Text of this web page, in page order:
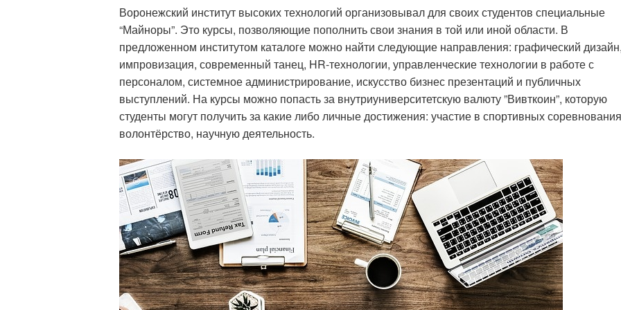
Воронежский институт высоких технологий организовывал для своих студентов специальные
“Майноры”. Это курсы, позволяющие пополнить свои знания в той или иной области. В
предложенном институтом каталоге можно найти следующие направления: графический
импровизация, современный танец, HR-технологии, управленческие технологии в работе с
персоналом, системное администрирование, искусство бизнес презентаций и публичных
выступлений. На курсы можно попасть за внутриуниверситетскую валюту ”Вивткоин”, которую
студенты могут получить за какие либо личные достижения: участие в спортивных
волонтёрство, научную деятельность.